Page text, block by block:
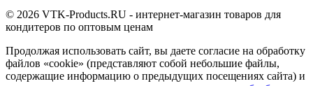
© 2026 VTK-Products.RU - интернет-магазин товаров для
кондитеров по оптовым ценам
Продолжая использовать сайт, вы даете согласие на обработку
файлов «cookie» (представляют собой небольшие файлы,
содержащие информацию о предыдущих посещениях сайта) и